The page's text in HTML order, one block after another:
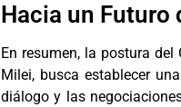
Hacia un Futuro
En resumen, la postura
Milei, busca establecer
diálogo y las